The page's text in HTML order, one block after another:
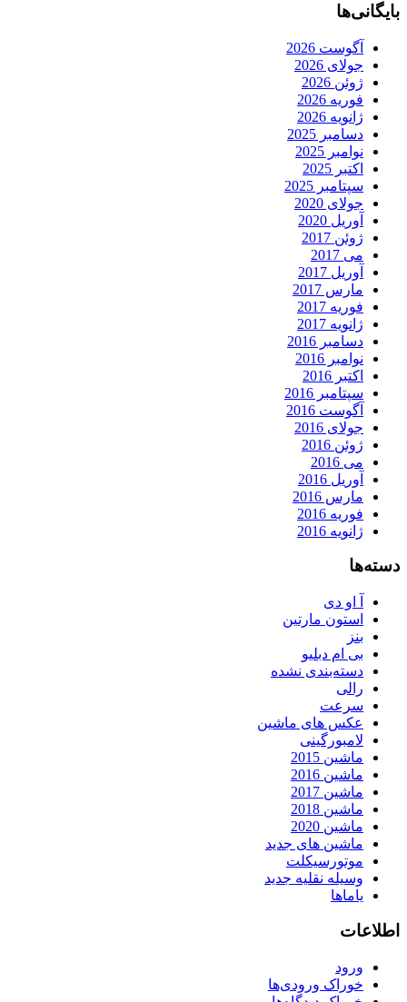
بایگانی‌ها
آگوست 2026
جولای 2026
ژوئن 2026
فوریه 2026
ژانویه 2026
دسامبر 2025
نوامبر 2025
اکتبر 2025
سپتامبر 2025
جولای 2020
آوریل 2020
ژوئن 2017
می 2017
آوریل 2017
مارس 2017
فوریه 2017
ژانویه 2017
دسامبر 2016
نوامبر 2016
اکتبر 2016
سپتامبر 2016
آگوست 2016
جولای 2016
ژوئن 2016
می 2016
آوریل 2016
مارس 2016
فوریه 2016
ژانویه 2016
دسته‌ها
آ او دی
استون مارتین
بنز
بی ام دبلیو
دسته‌بندی نشده
رالی
سرعت
عکس های ماشین
لامبورگینی
ماشین 2015
ماشین 2016
ماشین 2017
ماشین 2018
ماشین 2020
ماشین های جدید
موتورسیکلت
وسیله نقلیه جدید
یاماها
اطلاعات
ورود
خوراک ورودی‌ها